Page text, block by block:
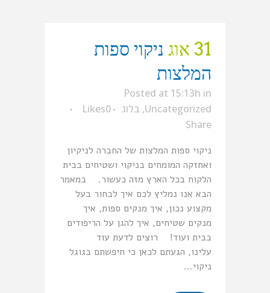
31 אוג
ניקוי ספות
המלצות
Posted at 15:13h in
Uncategorized
, בלוג 0
Likes
Share
ניקוי ספות המלצות של החברה לניקיון
ואחזקה המומחים בניקוי ושטיחים בבית
הלקוח בכל הארץ מזה כעשור. במאמר
הבא אנו נמליץ לכם איך לבחור בעל
מקצוע נכון, איך מנקים ספות, איך
מנקים שטיחים, איך להגן על הריפודים
בבית ועוד! רוצים לדעת עוד
עלינו, הגעתם לכאן כי חיפשתם בגוגל
ניקוי...